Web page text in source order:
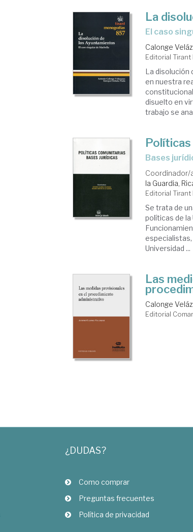
La
el caso
Calonge
Editorial Tirant
La disolución
en nuestra
disuelto en
trabajo se
bases
Coordinador/
la Guardia,
Editorial Tirant
Se trata de
políticas de la
Universidad ...
Las
Calonge
Editorial
¿DUDAS?
Como comprar
Preguntas frecuentes
Política de privacidad